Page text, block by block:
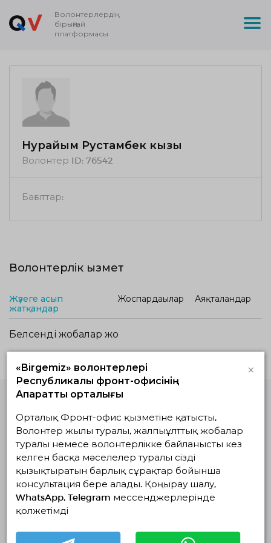
Волонтерлердің
бірыңғай
платформасы
Нурайым Рустамбек кызы
Волонтер ID: 76542
Бағыттар:
Волонтерлік қызмет
Жүзеге асып
жатқандар
Жоспардағылар Аяқталғандар
Белсенді жобалар жоқ
Волонтерлердің
платформасы
© Волонтерлердің біріңғай платформасы 2018-2026
Навигация
Байланыс
Біз туралы
«Birgemiz» волонтерлері
Республикалық фронт-офисінің
Ақпараттық орталығы
×
Орталық Фронт-офис қызметіне қатысты,
Волонтер жылы туралы, жалпыұлттық жобалар
туралы немесе волонтерлікке байланысты кез
келген басқа мәселелер туралы сізді
қызықтыратын барлық сұрақтар бойынша
консультация бере алады. Қоңырау шалу,
WhatsApp, Telegram мессенджерлерінде
қолжетімді